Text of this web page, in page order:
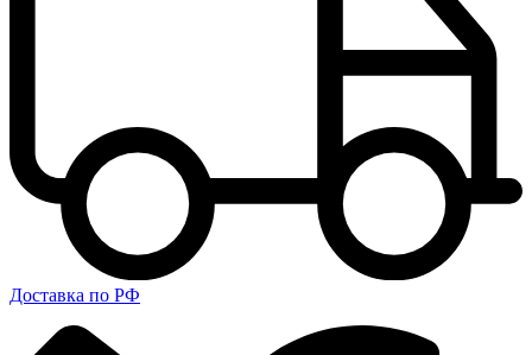
Доставка по РФ